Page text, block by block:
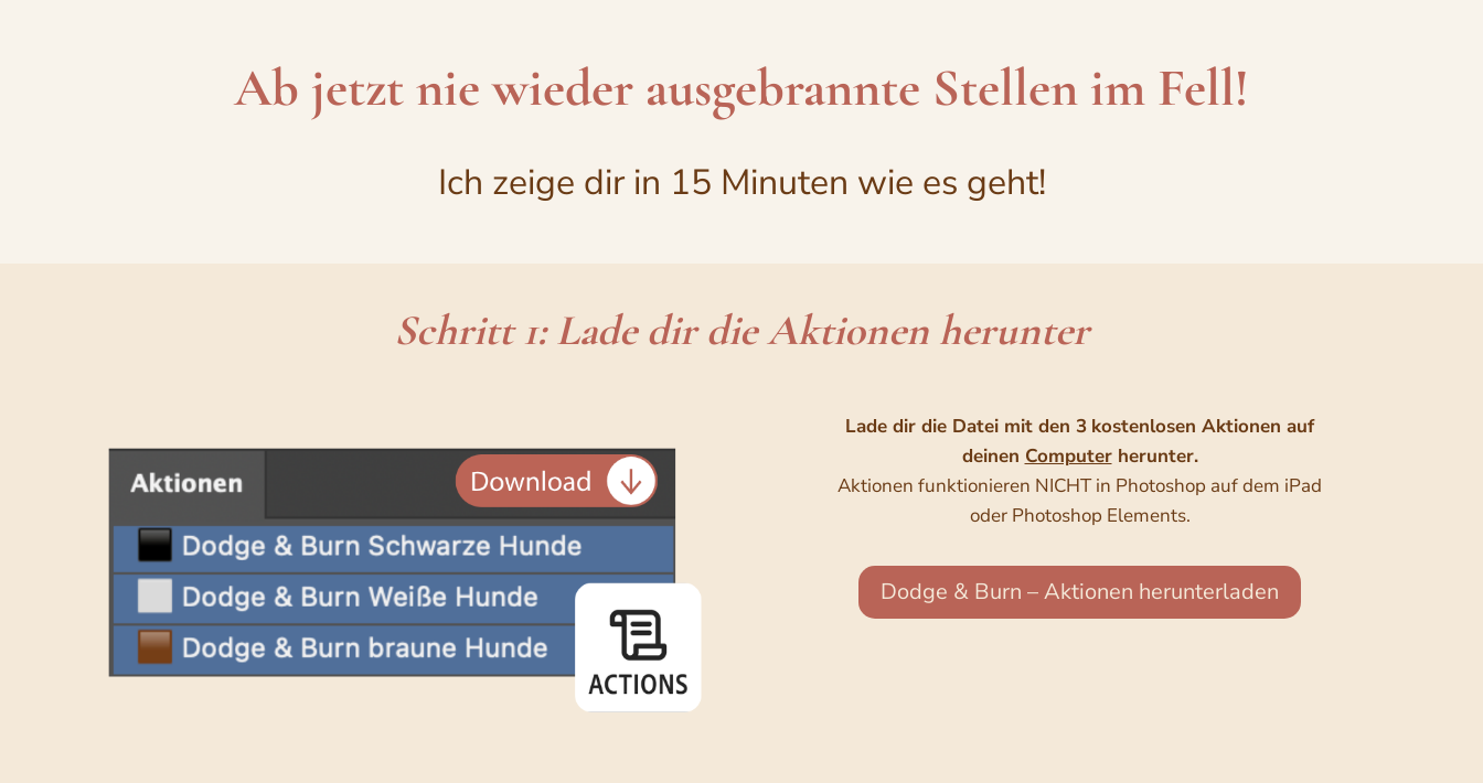
Ab jetzt nie wieder ausgebrannte Stellen im Fell!
Ich zeige dir in 15 Minuten wie es geht!
Schritt 1: Lade dir die Aktionen herunter
Lade dir die Datei mit den 3 kostenlosen Aktionen auf
deinen Computerherunter.
Aktionen funktionieren NICHT in Photoshop auf dem iPad
oder Photoshop Elements.
Dodge & Burn – Aktionen herunterladen